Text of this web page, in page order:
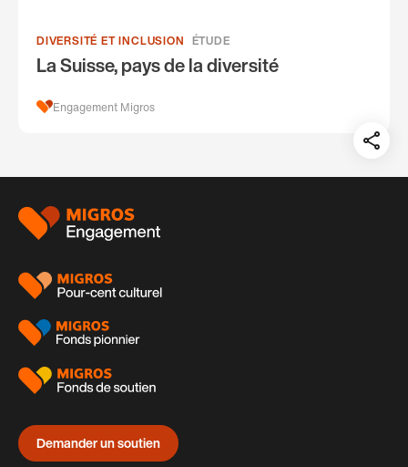
DIVERSITÉ ET INCLUSION ÉTUDE
La Suisse, pays de la diversité
Engagement Migros
auf:
Pied
page
Demander un soutien